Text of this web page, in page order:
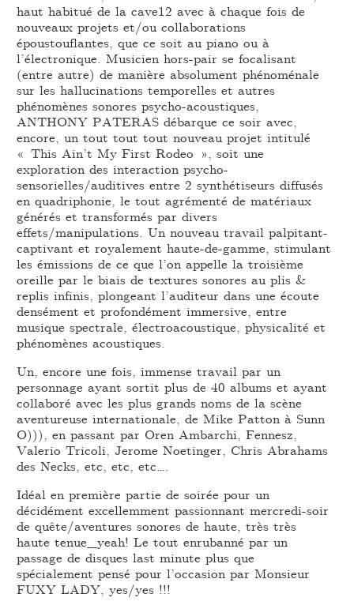
haut habitué de la cave12 avec à chaque fois de
nouveaux projets et/ou collaborations
époustouflantes, que ce soit au piano ou à
l’électronique. Musicien hors-pair se focalisant
(entre autre) de manière absolument phénoménale
sur les hallucinations temporelles et autres
phénomènes sonores psycho-acoustiques,
ANTHONY PATERAS débarque ce soir avec,
encore, un tout tout tout nouveau projet intitulé
« This Ain’t My First Rodeo », soit une
exploration des interaction psycho-
sensorielles/auditives entre 2 synthétiseurs diffusés
en quadriphonie, le tout agrémenté de matériaux
générés et transformés par divers
effets/manipulations. Un nouveau travail palpitant-
captivant et royalement haute-de-gamme, stimulant
les émissions de ce que l’on appelle la troisième
oreille par le biais de textures sonores au plis &
replis infinis, plongeant l’auditeur dans une écoute
densément et profondément immersive, entre
musique spectrale, électroacoustique, physicalité et
phénomènes acoustiques.
Un, encore une fois, immense travail par un
personnage ayant sortit plus de 40 albums et ayant
collaboré avec les plus grands noms de la scène
aventureuse internationale, de Mike Patton à Sunn
O))), en passant par Oren Ambarchi, Fennesz,
Valerio Tricoli, Jerome Noetinger, Chris Abrahams
des Necks, etc, etc, etc….
Idéal en première partie de soirée pour un
décidément excellemment passionnant mercredi-soir
de quête/aventures sonores de haute, très très
haute tenue_yeah! Le tout enrubanné par un
passage de disques last minute plus que
spécialement pensé pour l’occasion par Monsieur
FUXY LADY, yes/yes !!!